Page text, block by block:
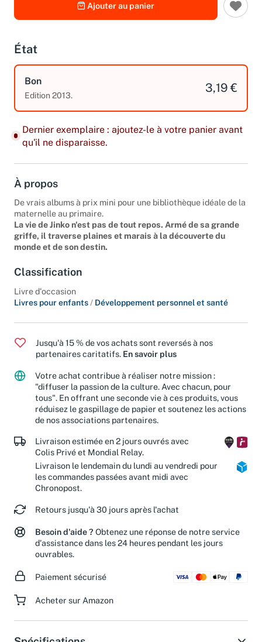
Ajouter au panier
État
Bon
Edition 2013.
3,19 €
Dernier exemplaire : ajoutez-le à votre panier avant
qu'il ne disparaisse.
À propos
De vrais albums à prix mini pour une bibliothèque idéale de la
maternelle au primaire.
La vie de Jinko n'est pas de tout repos. Armé de sa grande
griffe, il traverse plaines et marais à la découverte du
monde et de son destin.
Classification
Livre d'occasion
Livres pour enfants / Développement personnel et santé
Jusqu'à 15 % de vos achats sont reversés à nos
partenaires caritatifs. En savoir plus
Votre achat contribue à réaliser notre mission :
"diffuser la passion de la culture. Avec chacun, pour
tous". En offrant une seconde vie à ces produits, vous
réduisez le gaspillage de papier et soutenez les actions
de nos associations partenaires.
Livraison estimée en 2 jours ouvrés avec
Colis Privé et Mondial Relay.
Livraison le lendemain du lundi au vendredi pour
les commandes passées avant midi avec
Chronopost.
Retours jusqu'à 30 jours après l'achat
Besoin d'aide ? Obtenez une réponse de notre service
d'assistance dans les 24 heures pendant les jours
ouvrables.
Paiement sécurisé
Acheter sur Amazon